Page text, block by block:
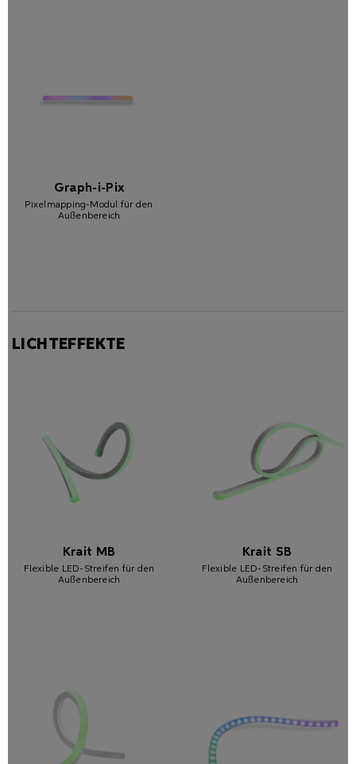
Graph-i-Pix
Pixelmapping-Modul für den
Außenbereich
LICHTEFFEKTE
Krait MB
Flexible LED-Streifen für den
Außenbereich
Krait SB
Flexible LED-Streifen für den
Außenbereich